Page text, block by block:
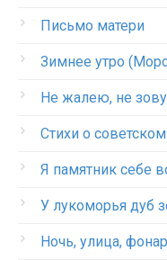
Письмо матери
Зимнее утро
Не жалею, не
Стихи о
Я памятник себе
У лукоморья дуб
Ночь, улица,